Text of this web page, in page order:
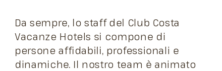
Da sempre, lo staff del Club Costa
Vacanze Hotels si compone di
persone affidabili, professionali e
dinamiche. Il nostro team è animato